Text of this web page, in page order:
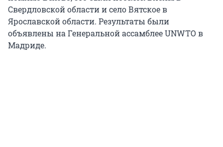
Свердловской области и село Вятское в
Ярославской области. Результаты были
объявлены на Генеральной ассамблее UNWTO в
Мадриде.